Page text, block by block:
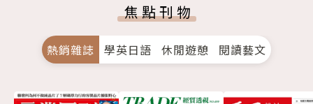
焦點刊物
熱銷雜誌 學英日語 休閒遊憩 閱讀藝文